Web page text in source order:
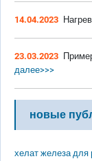
14.04.2023
23.03.2023
далее>>>
новые
хелат железа для